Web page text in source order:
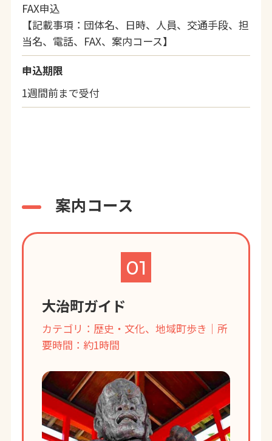
FAX申込
【記載事項：団体名、日時、人員、交通手段、担
当名、電話、FAX、案内コース】
申込期限
1週間前まで受付
案内コース
01
大治町ガイド
カテゴリ：歴史・文化、地域町歩き｜所
要時間：約1時間